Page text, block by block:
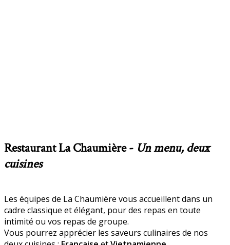
Restaurant La Chaumière - Un menu, deux
cuisines
Les équipes de La Chaumière vous accueillent dans un
cadre classique et élégant, pour des repas en toute
intimité ou vos repas de groupe.
Vous pourrez apprécier les saveurs culinaires de nos